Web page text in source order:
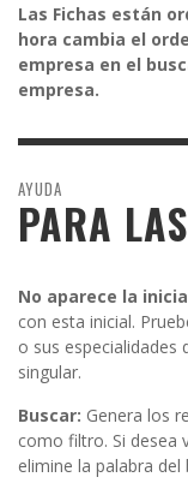
Las Fichas están
hora cambia el
empresa en el
empresa.
AYUDA
PARA
No aparece la
con esta inicial.
o sus especialidades
singular.
Buscar: Genera los
como filtro. Si desea
elimine la palabra del